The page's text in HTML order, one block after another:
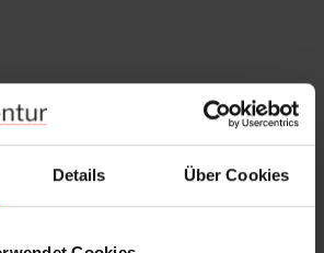
Details Über Cookies